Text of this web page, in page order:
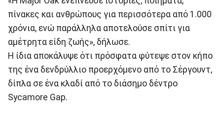
πίνακες και ανθρώπους για περισσότερα από 1.000
χρόνια, ενώ παράλληλα αποτελούσε σπίτι για
αμέτρητα είδη ζωής», δήλωσε.
Η ίδια αποκάλυψε ότι πρόσφατα φύτεψε στον κήπο
της ένα δενδρύλλιο προερχόμενο από το Σέργουντ,
δίπλα σε ένα κλαδί από το διάσημο δέντρο
Sycamore Gap.